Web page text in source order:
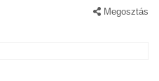
Megosztás